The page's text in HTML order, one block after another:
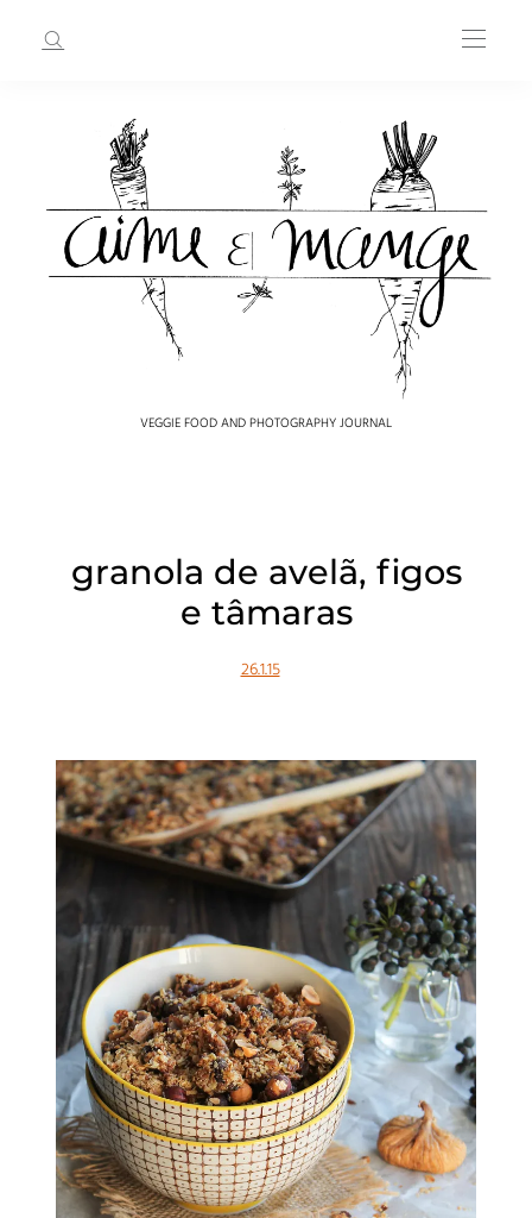
VEGGIE FOOD AND PHOTOGRAPHY JOURNAL
granola de avelã, figos
e tâmaras
26.1.15